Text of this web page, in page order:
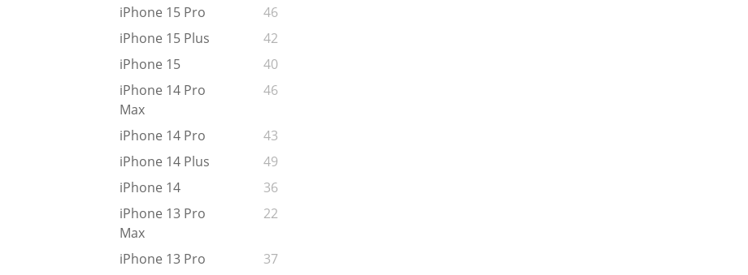
iPhone 15 Pro
46
iPhone 15 Plus
42
iPhone 15
40
iPhone 14 Pro
Max
46
iPhone 14 Pro
43
iPhone 14 Plus
49
iPhone 14
36
iPhone 13 Pro
Max
22
iPhone 13 Pro
37